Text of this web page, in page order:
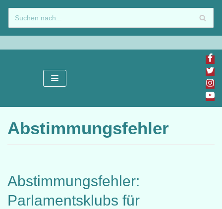
Zum
Inhalt
springen
Abstimmungsfehler
Abstimmungsfehler:
Parlamentsklubs für